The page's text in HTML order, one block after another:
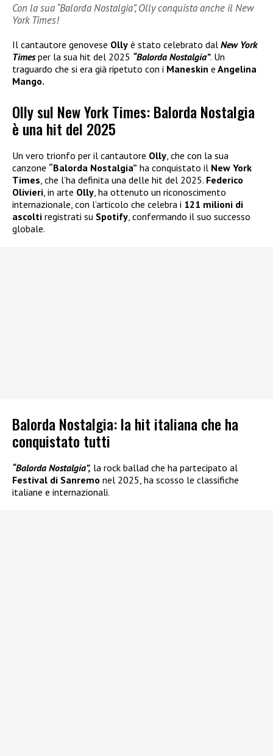
Con la sua “Balorda Nostalgia”, Olly conquista anche il New
York Times!
Il cantautore genovese Olly è stato celebrato dal New York
Timesper la sua hit del 2025 “Balorda Nostalgia”. Un
traguardo che si era già ripetuto con i Maneskin e Angelina
Mango.
Olly sul New York Times: Balorda Nostalgia
è una hit del 2025
Un vero trionfo per il cantautore Olly, che con la sua
canzone “Balorda Nostalgia” ha conquistato il New York
Times, che l’ha definita una delle hit del 2025. Federico
Olivieri, in arte Olly, ha ottenuto un riconoscimento
internazionale, con l’articolo che celebra i 121 milioni di
ascolti registrati su Spotify, confermando il suo successo
globale.
Balorda Nostalgia: la hit italiana che ha
conquistato tutti
“Balorda Nostalgia”, la rock ballad che ha partecipato al
Festival di Sanremo nel 2025, ha scosso le classifiche
italiane e internazionali.